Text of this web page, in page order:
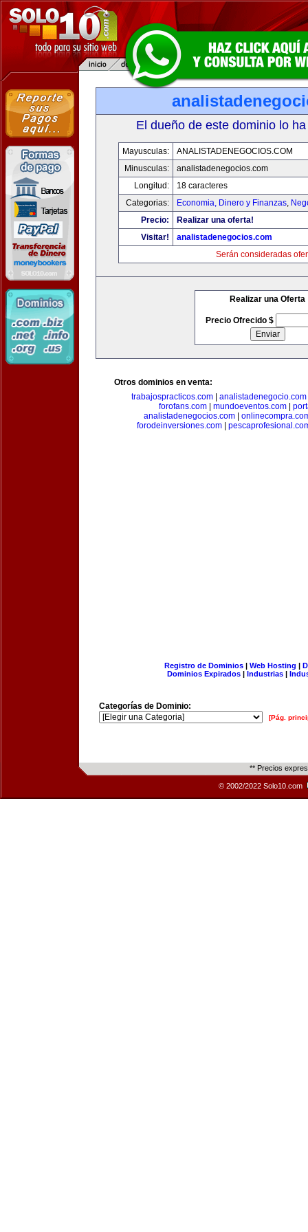
El dueño de este dominio lo
Mayusculas:
ANALISTADENEGOCIOS.COM
Minusculas:
analistadenegocios.com
Longitud:
18 caracteres
Categorias:
Economia, Dinero y Finanzas,
Precio:
Realizar una oferta!
Visitar!
analistadenegocios.com
Serán consideradas
Realizar una Oferta
Precio Ofrecido $
Otros dominios en venta:
trabajospracticos.com| analistadenegocio.com
forofans.com
mundoeventos.com
analistadenegocios.com
forodeinversiones.com
Registro de Dominios| Web Hosting |
Dominios Expirados | Industrias |
Categorías de Dominio:
[Pág.
** Precios
© 2002/2022 Solo10.com